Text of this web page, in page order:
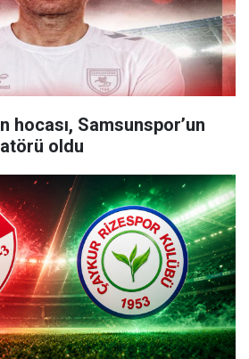
hocası, Samsunspor’un
oldu